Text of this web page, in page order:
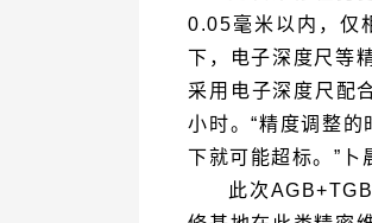
下就可能超标。”卜